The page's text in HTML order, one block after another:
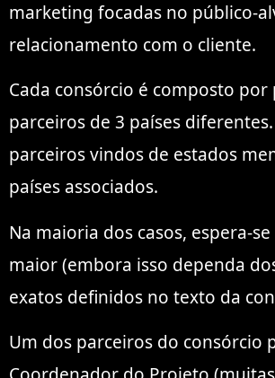
marketing focadas no público-
relacionamento com o cliente.
Cada consórcio é composto por
parceiros de 3 países
parceiros vindos de estados
países associados.
Na maioria dos casos, espera-
maior (embora isso dependa
exatos definidos no texto da
Um dos parceiros do consórcio